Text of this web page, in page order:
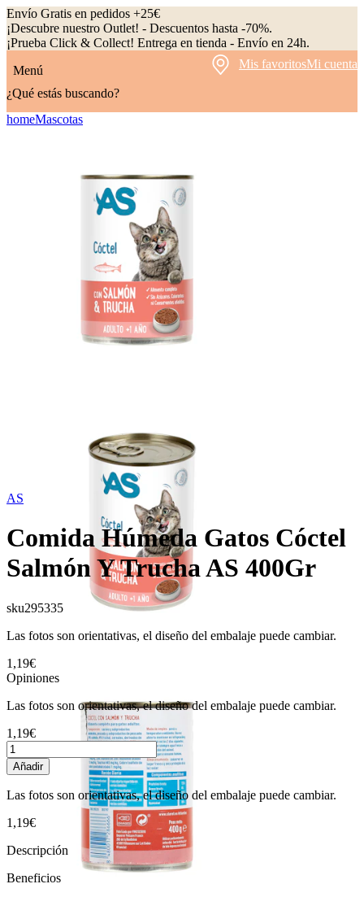
Envío Gratis en pedidos +25€
¡Descubre nuestro Outlet! - Descuentos hasta -70%.
¡Prueba Click & Collect! Entrega en tienda - Envío en 24h.
Menú
Mis favoritosMi cuenta
¿Qué estás buscando?
homeMascotas
AS
Comida Húmeda Gatos Cóctel
Salmón Y Trucha AS 400Gr
sku295335
Las fotos son orientativas, el diseño del embalaje puede cambiar.
1,19€
Opiniones
Las fotos son orientativas, el diseño del embalaje puede cambiar.
1,19€
Añadir
Las fotos son orientativas, el diseño del embalaje puede cambiar.
1,19€
Descripción
Beneficios